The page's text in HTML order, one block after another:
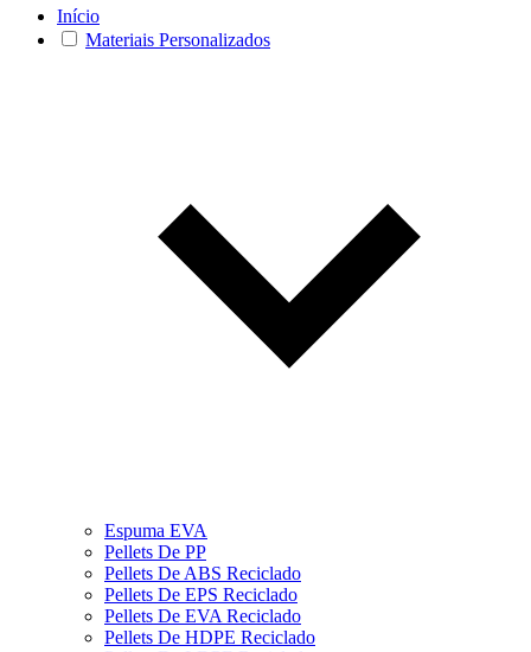
Início
Materiais Personalizados
Espuma EVA
Pellets De PP
Pellets De ABS Reciclado
Pellets De EPS Reciclado
Pellets De EVA Reciclado
Pellets De HDPE Reciclado